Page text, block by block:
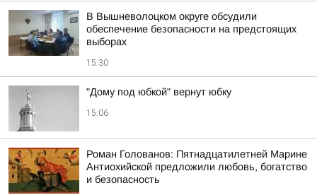
В Вышневолоцком округе обсудили
обеспечение безопасности на предстоящих
выборах
15:30
"Дому под юбкой" вернут юбку
15:06
Роман Голованов: Пятнадцатилетней Марине
Антиохийской предложили любовь, богатство
и безопасность